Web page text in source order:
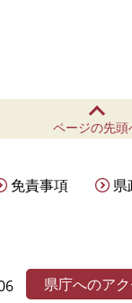
ページの先頭
免責事項 県
県庁へのア